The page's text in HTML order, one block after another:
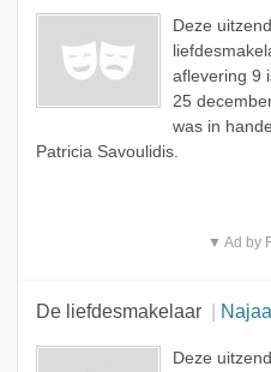
Deze
aflevering 9
25
was in
Patricia Savoulidis.
▼ Ad by
De liefdesmakelaar Najaar
Deze